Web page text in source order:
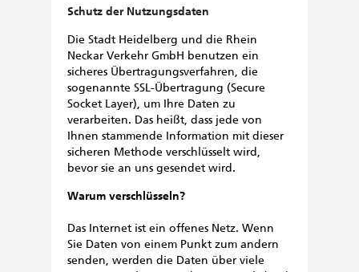
Schutz der Nutzungsdaten
Die Stadt Heidelberg und die Rhein
Neckar Verkehr GmbH benutzen ein
sicheres Übertragungsverfahren, die
sogenannte SSL-Übertragung (Secure
Socket Layer), um Ihre Daten zu
verarbeiten. Das heißt, dass jede von
Ihnen stammende Information mit dieser
sicheren Methode verschlüsselt wird,
bevor sie an uns gesendet wird.
Warum verschlüsseln?
Das Internet ist ein offenes Netz. Wenn
Sie Daten von einem Punkt zum andern
senden, werden die Daten über viele